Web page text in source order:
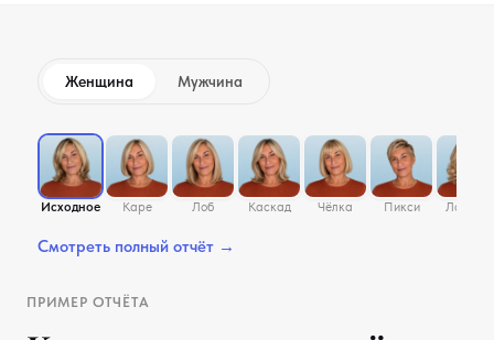
ПРИМЕР ОТЧЁТА
Женщина Мужчина
Примерка на фото
Исходное Каре Лоб Каскад Чёлка Пикси Локоны
Смотреть полный отчёт →